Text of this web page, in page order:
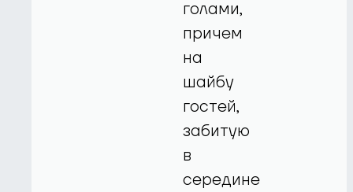
голами,
причем
на
шайбу
гостей,
забитую
в
середине